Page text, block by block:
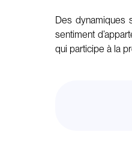
Des dynamiques
sentiment
qui participe à la